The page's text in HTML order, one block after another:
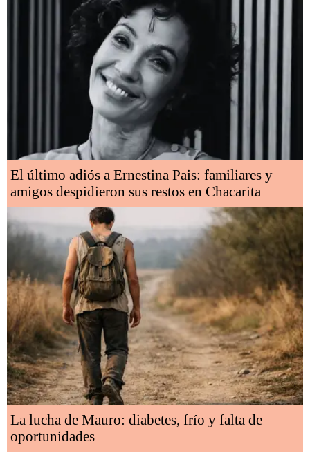
El último adiós a Ernestina Pais: familiares y
amigos despidieron sus restos en Chacarita
La lucha de Mauro: diabetes, frío y falta de
oportunidades